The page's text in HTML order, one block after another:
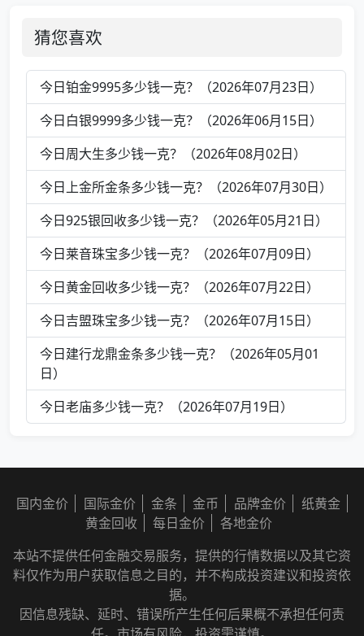
猜您喜欢
今日铂金9995多少钱一克？（2026年07月23日）
今日白银9999多少钱一克？（2026年06月15日）
今日周大生多少钱一克？（2026年08月02日）
今日上金所金条多少钱一克？（2026年07月30日）
今日925银回收多少钱一克？（2026年05月21日）
今日莱音珠宝多少钱一克？（2026年07月09日）
今日黄金回收多少钱一克？（2026年07月22日）
今日吉盟珠宝多少钱一克？（2026年07月15日）
今日建行龙鼎金条多少钱一克？（2026年05月01
日）
今日老庙多少钱一克？（2026年07月19日）
国内金价 国际金价 金条 金币 品牌金价
纸黄金
黄金回收
每日金价
各地金价
本站不提供任何金融交易服务，提供的行情数据以及其它资
料仅作为用户获取信息之目的，并不构成投资建议和投资依
据。
因信息残缺、延时、错误所产生任何后果概不承担任何责